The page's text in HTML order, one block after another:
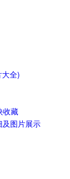
全)
收藏
及图片展示